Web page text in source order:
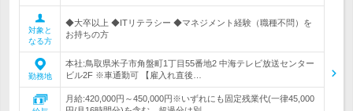
対象と
なる方
◆大卒以上 ◆ITリテラシー ◆マネジメント経験（職種不問）を
お持ちの方
勤務地
本社:鳥取県米子市角盤町1丁目55番地2 中海テレビ放送センター
ビル2F ※車通勤可 【雇入れ直後…
月給:420,000円～450,000円※いずれにも固定残業代(一律45,000